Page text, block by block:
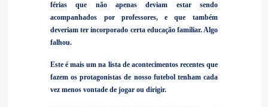
férias que não apenas deviam estar sendo
acompanhados por professores, e que também
deveriam ter incorporado certa educação familiar. Algo
falhou.
Este é mais um na lista de acontecimentos recentes que
fazem os protagonistas de nosso futebol tenham cada
vez menos vontade de jogar ou dirigir.